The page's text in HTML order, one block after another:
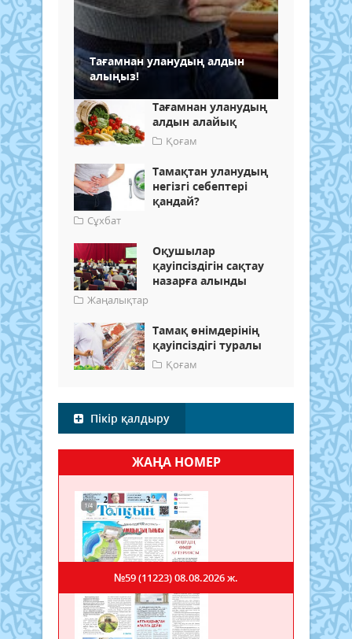
Тағамнан уланудың алдын
алыңыз!
Тағамнан уланудың
алдын алайық
Қоғам
Тамақтан уланудың
негізгі себептері
қандай?
Сұхбат
Оқушылар
қауіпсіздігін сақтау
назарға алынды
Жаңалықтар
Тамақ өнімдерінің
қауіпсіздігі туралы
Қоғам
Пікір қалдыру
ЖАҢА НОМЕР
№59 (11223)08.08.2026 ж.